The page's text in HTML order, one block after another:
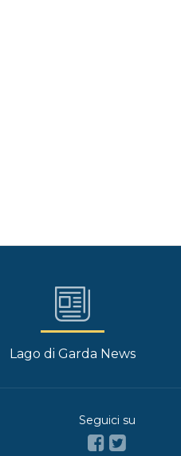
Lago di Garda News
Seguici su